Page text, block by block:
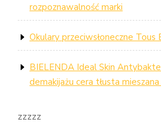
rozpoznawalność marki
Okulary przeciwsłoneczne
BIELENDA Ideal Skin
demakijażu cera tłusta
zzzzz